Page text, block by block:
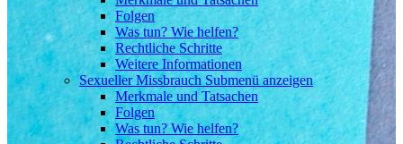
Folgen
Was tun? Wie helfen?
Rechtliche Schritte
Weitere Informationen
Sexueller Missbrauch Submenü anzeigen
Merkmale und Tatsachen
Folgen
Was tun? Wie helfen?